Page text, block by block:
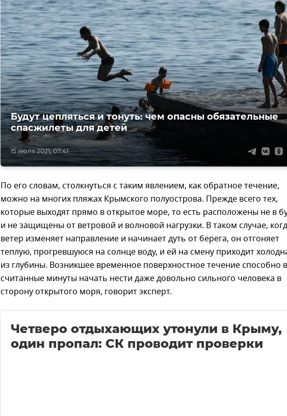
15 июля 2021, 07:41
Будут цепляться и тонуть: чем опасны обязательные
спасжилеты для детей
По его словам, столкнуться с таким явлением, как обратное течение,
можно на многих пляжах Крымского полуострова. Прежде всего тех,
которые выходят прямо в открытое море, то есть расположены не в
и не защищены от ветровой и волновой нагрузки. В таком случае,
ветер изменяет направление и начинает дуть от берега, он отгоняет
теплую, прогревшуюся на солнце воду, и ей на смену приходит
из глубины. Возникшее временное поверхностное течение способно в
считанные минуты начать нести даже довольно сильного человека в
сторону открытого моря, говорит эксперт.
Четверо отдыхающих утонули в Крыму,
один пропал: СК проводит проверки